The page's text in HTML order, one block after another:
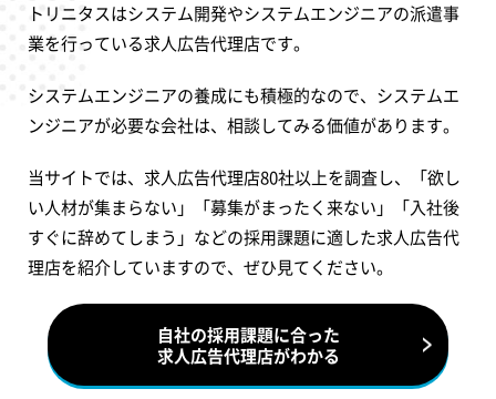
トリニタスはシステム開発やシステムエンジニアの派遣事
業を行っている求人広告代理店です。
システムエンジニアの養成にも積極的なので、システムエ
ンジニアが必要な会社は、相談してみる価値があります。
当サイトでは、求人広告代理店80社以上を調査し、「欲し
い人材が集まらない」「募集がまったく来ない」「入社後
すぐに辞めてしまう」などの採用課題に適した求人広告代
理店を紹介していますので、ぜひ見てください。
自社の採用課題に合った
求人広告代理店がわかる